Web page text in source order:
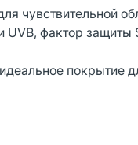
чувствительной
UVB, фактор защиты
покрытие